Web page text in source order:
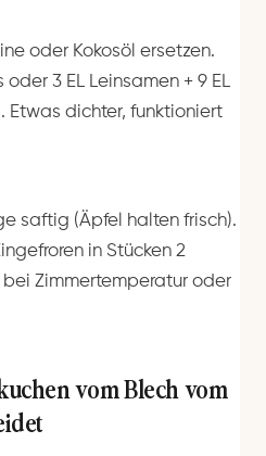
oder Kokosöl ersetzen.
oder 3 EL Leinsamen + 9 EL
Etwas dichter, funktioniert
saftig (Äpfel halten frisch).
in Stücken 2
Zimmertemperatur oder
vom Blech vom